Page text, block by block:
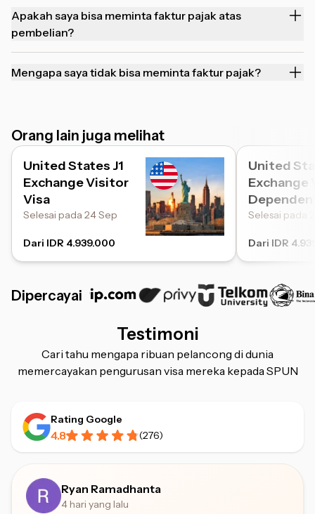
Apakah saya bisa meminta faktur pajak atas
pembelian?
Mengapa saya tidak bisa meminta faktur pajak?
Orang lain juga melihat
United States J1
Exchange Visitor
Visa
Selesai pada 24 Sep
Dari IDR 4.939.000
United
Exchange
Selesai pada
Dari IDR
Dipercayai
Testimoni
Cari tahu mengapa ribuan pelancong di dunia
memercayakan pengurusan visa mereka kepada SPUN
Rating Google
4.8 (276)
Ryan Ramadhanta
4 hari yang lalu